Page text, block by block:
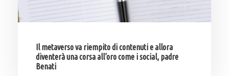
Il metaverso va riempito di contenuti e allora
diventerà una corsa all’oro come i social, padre
Benati